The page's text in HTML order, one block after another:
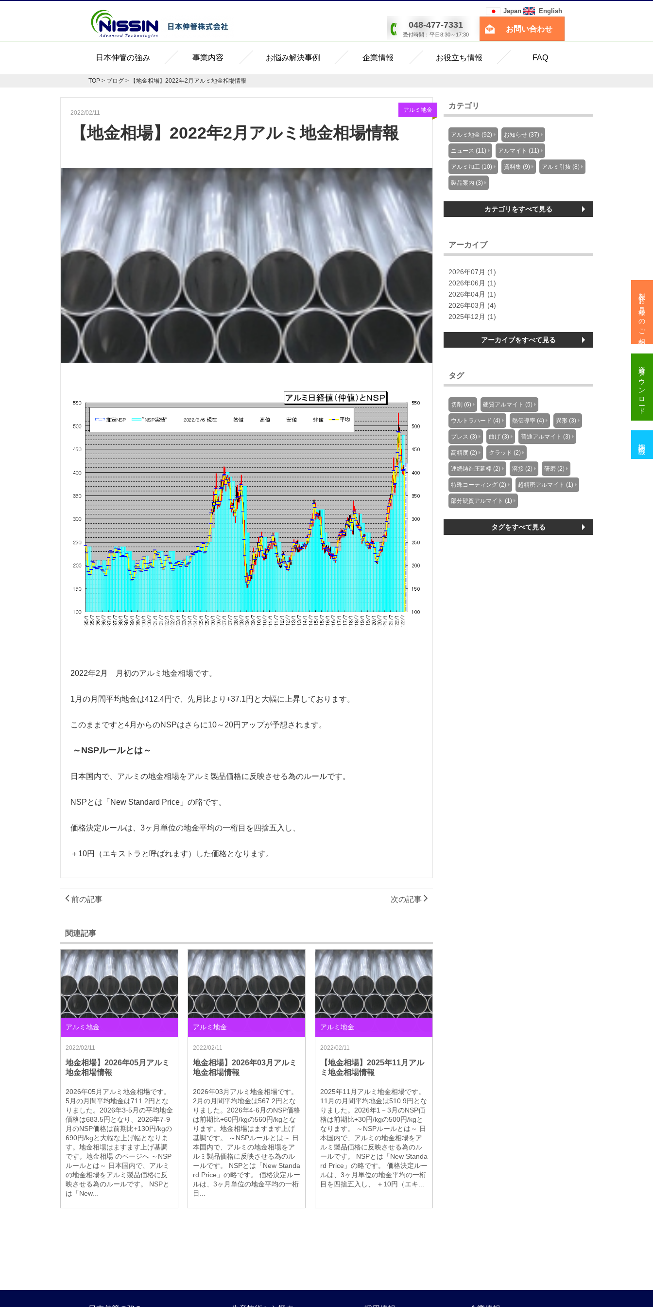
Japan English
048-477-7331
受付時間：平日8:30～17:30
お問い合わせ
日本伸管の強み 事業内容 お悩み解決事例 企業情報 お役立ち情報 FAQ
TOP > ブログ > 【地金相場】2022年2月アルミ地金相場情報
アルミ地金
2022/02/11
【地金相場】2022年2月アルミ地金相場情報
2022年2月 月初のアルミ地金相場です。
1月の月間平均地金は412.4円で、先月比より+37.1円と大幅に上昇しております。
このままですと4月からのNSPはさらに10～20円アップが予想されます。
～NSPルールとは～
日本国内で、アルミの地金相場をアルミ製品価格に反映させる為のルールです。
NSPとは「New Standard Price」の略です。
価格決定ルールは、3ヶ月単位の地金平均の一桁目を四捨五入し、
＋10円（エキストラと呼ばれます）した価格となります。
前の記事 次の記事
関連記事
アルミ地金
2022/02/11
地金相場】2026年05月アルミ
地金相場情報
2026年05月アルミ地金相場です。
5月の月間平均地金は711.2円とな
りました。2026年3-5月の平均地金
価格は683.5円となり、2026年7-9
月のNSP価格は前期比+130円/kgの
690円/kgと大幅な上げ幅となりま
す。地金相場はますます上げ基調
です。地金相場 のページへ ～NSP
ルールとは～ 日本国内で、アルミ
の地金相場をアルミ製品価格に反
映させる為のルールです。 NSPと
は「New...
アルミ地金
2022/02/11
地金相場】2026年03月アルミ
地金相場情報
2026年03月アルミ地金相場です。
2月の月間平均地金は567.2円とな
りました。2026年4-6月のNSP価格
は前期比+60円/kgの560円/kgとな
ります。地金相場はますます上げ
基調です。 ～NSPルールとは～ 日
本国内で、アルミの地金相場をア
ルミ製品価格に反映させる為のル
ールです。 NSPとは「New Standa
rd Price」の略です。 価格決定ルー
ルは、3ヶ月単位の地金平均の一桁
目...
アルミ地金
2022/02/11
【地金相場】2025年11月アル
ミ地金相場情報
2025年11月アルミ地金相場です。
11月の月間平均地金は510.9円とな
りました。2026年1－3月のNSP価
格は前期比+30円/kgの500円/kgと
なります。 ～NSPルールとは～ 日
本国内で、アルミの地金相場をア
ルミ製品価格に反映させる為のル
ールです。 NSPとは「New Standa
rd Price」の略です。 価格決定ルー
ルは、3ヶ月単位の地金平均の一桁
目を四捨五入し、 ＋10円（エキ...
カテゴリ
アルミ地金 (92) お知らせ (37)
ニュース (11) アルマイト (11)
アルミ加工 (10) 資料集 (9) アルミ引抜 (8)
製品案内 (3)
カテゴリをすべて見る
アーカイブ
2026年07月 (1)
2026年06月 (1)
2026年04月 (1)
2026年03月 (4)
2025年12月 (1)
アーカイブをすべて見る
タグ
切削 (6) 硬質アルマイト (5)
ウルトラハード (4) 熱伝導率 (4) 異形 (3)
プレス (3) 曲げ (3) 普通アルマイト (3)
高精度 (2) クラッド (2)
連続鋳造圧延棒 (2) 溶接 (2) 研磨 (2)
特殊コーティング (2) 超精密アルマイト (1)
部分硬質アルマイト (1)
タグをすべて見る
製作・お見積りのご相談
ダウンロード